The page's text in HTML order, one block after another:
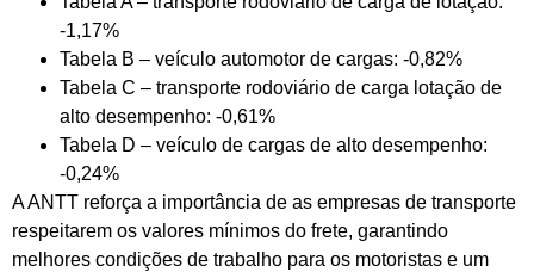
-1,17%
Tabela B – veículo automotor de cargas: -0,82%
Tabela C – transporte rodoviário de carga lotação de
alto desempenho: -0,61%
Tabela D – veículo de cargas de alto desempenho:
-0,24%
A ANTT reforça a importância de as empresas de transporte
respeitarem os valores mínimos do frete, garantindo
melhores condições de trabalho para os motoristas e um